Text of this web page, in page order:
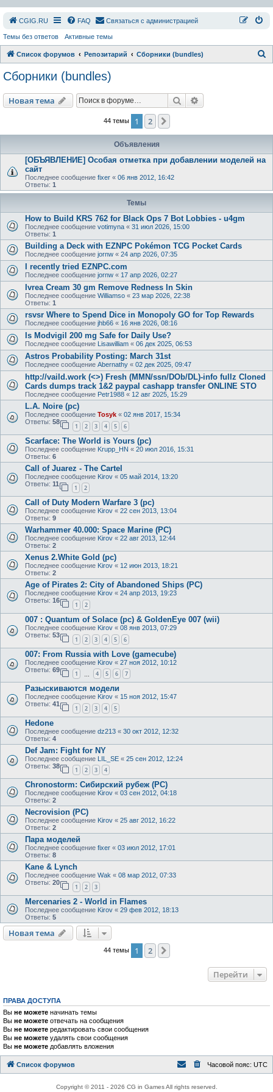
СGIG.RU FAQ Связаться с администрацией
Темы без ответов Активные темы
Список форумов Репозитарий Сборники (bundles)
Сборники (bundles)
Новая тема Поиск
44 темы 1 2
Объявления
[ОБЪЯВЛЕНИЕ] Особая отметка при добавлении моделей на
сайт
Последнее сообщение fixer « 06 янв 2012, 16:42
Ответы: 1
Темы
How to Build KRS 762 for Black Ops 7 Bot Lobbies - u4gm
Последнее сообщение votimyna « 31 июл 2026, 15:00
Ответы: 1
Building a Deck with EZNPC Pokémon TCG Pocket Cards
Последнее сообщение jornw « 24 апр 2026, 07:35
I recently tried EZNPC.com
Последнее сообщение jornw « 17 апр 2026, 02:27
Ivrea Cream 30 gm Remove Redness In Skin
Последнее сообщение Williamso « 23 мар 2026, 22:38
Ответы: 1
rsvsr Where to Spend Dice in Monopoly GO for Top Rewards
Последнее сообщение jhb66 « 16 янв 2026, 08:16
Is Modvigil 200 mg Safe for Daily Use?
Последнее сообщение Lisawilliam « 06 дек 2025, 06:53
Astros Probability Posting: March 31st
Последнее сообщение Abernathy « 02 дек 2025, 09:47
http://vaild.work (<>) Fresh (MMN/ssn/DOb/DL)-info fullz Cloned
Cards dumps track 1&2 paypal cashapp transfer ONLINE STO
Последнее сообщение Petr1988 « 12 авг 2025, 15:29
L.A. Noire (pc)
Последнее сообщение Tosyk « 02 янв 2017, 15:34
Ответы: 58
1 2 3 4 5 6
Scarface: The World is Yours (pc)
Последнее сообщение Krupp_HN « 20 июл 2016, 15:31
Ответы: 6
Call of Juarez - The Cartel
Последнее сообщение Kirov « 05 май 2014, 13:20
Ответы: 11
1 2
Call of Duty Modern Warfare 3 (pc)
Последнее сообщение Kirov « 22 сен 2013, 13:04
Ответы: 9
Warhammer 40.000: Space Marine (PC)
Последнее сообщение Kirov « 22 авг 2013, 12:44
Ответы: 2
Xenus 2.White Gold (pc)
Последнее сообщение Kirov « 12 июн 2013, 18:21
Ответы: 2
Age of Pirates 2: City of Abandoned Ships (PC)
Последнее сообщение Kirov « 24 апр 2013, 19:23
Ответы: 16
1 2
007 : Quantum of Solace (pc) & GoldenEye 007 (wii)
Последнее сообщение Kirov « 08 янв 2013, 07:29
Ответы: 53
1 2 3 4 5 6
007: From Russia with Love (gamecube)
Последнее сообщение Kirov « 27 ноя 2012, 10:12
Ответы: 69
1 4 5 6 7
Разыскиваются модели
Последнее сообщение Kirov « 15 ноя 2012, 15:47
Ответы: 41
1 2 3 4 5
Hedone
Последнее сообщение dz213 « 30 окт 2012, 12:32
Ответы: 4
Def Jam: Fight for NY
Последнее сообщение LIL_SE « 25 сен 2012, 12:24
Ответы: 38
1 2 3 4
Chronostorm: Сибирский рубеж (PC)
Последнее сообщение Kirov « 03 сен 2012, 04:18
Ответы: 2
Necrovision (PC)
Последнее сообщение Kirov « 25 авг 2012, 16:22
Ответы: 2
Пара моделей
Последнее сообщение fixer « 03 июл 2012, 17:01
Ответы: 8
Kane & Lynch
Последнее сообщение Wak « 08 мар 2012, 07:33
Ответы: 20
1 2 3
Mercenaries 2 - World in Flames
Последнее сообщение Kirov « 29 фев 2012, 18:13
Ответы: 5
Новая тема
44 темы 1 2
Перейти
ПРАВА ДОСТУПА
Вы не можете начинать темы
Вы не можете отвечать на сообщения
Вы не можете редактировать свои сообщения
Вы не можете удалять свои сообщения
Вы не можете добавлять вложения
Список форумов Часовой пояс: UTC
Copyright © 2011 - 2026 CG in Games All rights reserved.